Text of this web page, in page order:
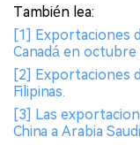
También lea:
[1] Exportaciones
Canadá en octubre
[2] Exportaciones
Filipinas.
[3] Las
China a Arabia